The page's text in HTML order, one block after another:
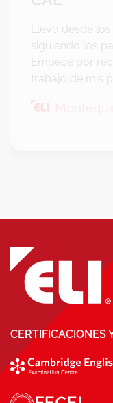
Llevo desde
siguiendo los
Empecé por
trabajo de mis
CERTIFICACIONES